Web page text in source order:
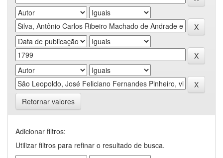
Retornar valores
Adicionar filtros:
Utilizar filtros para refinar o resultado de busca.